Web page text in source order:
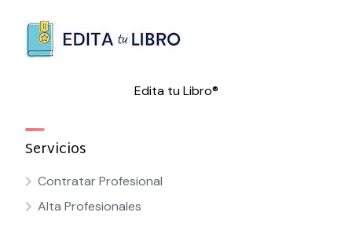
Edita tu Libro®
Servicios
Contratar Profesional
Alta Profesionales